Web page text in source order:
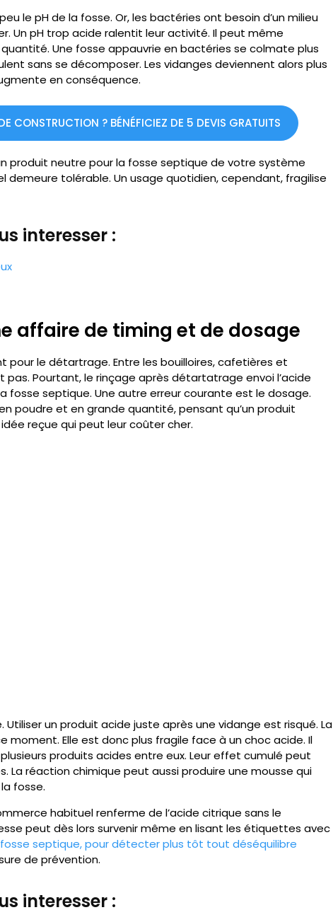
le pH de la fosse. Or, les bactéries ont besoin d’un milieu
Un pH trop acide ralentit leur activité. Il peut même
Une fosse appauvrie en bactéries se colmate plus
sans se décomposer. Les vidanges deviennent alors plus
en conséquence.
CONSTRUCTION ? BÉNÉFICIEZ DE 5 DEVIS GRATUITS
produit neutre pour la fosse septique de votre système
demeure tolérable. Un usage quotidien, cependant, fragilise
interesser :
affaire de timing et de dosage
pour le détartrage. Entre les bouilloires, cafetières et
Pourtant, le rinçage après détartatrage envoi l’acide
fosse septique. Une autre erreur courante est le dosage.
poudre et en grande quantité, pensant qu’un produit
reçue qui peut leur coûter cher.
un produit acide juste après une vidange est risqué. La
Elle est donc plus fragile face à un choc acide. Il
produits acides entre eux. Leur effet cumulé peut
La réaction chimique peut aussi produire une mousse qui
fosse.
habituel renferme de l’acide citrique sans le
peut dès lors survenir même en lisant les étiquettes avec
septique, pour détecter plus tôt tout déséquilibre
de prévention.
interesser :